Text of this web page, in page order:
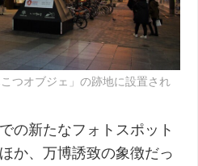
つオブジェ」の跡地に設置され
の新たなフォトスポット
か、万博誘致の象徴だっ